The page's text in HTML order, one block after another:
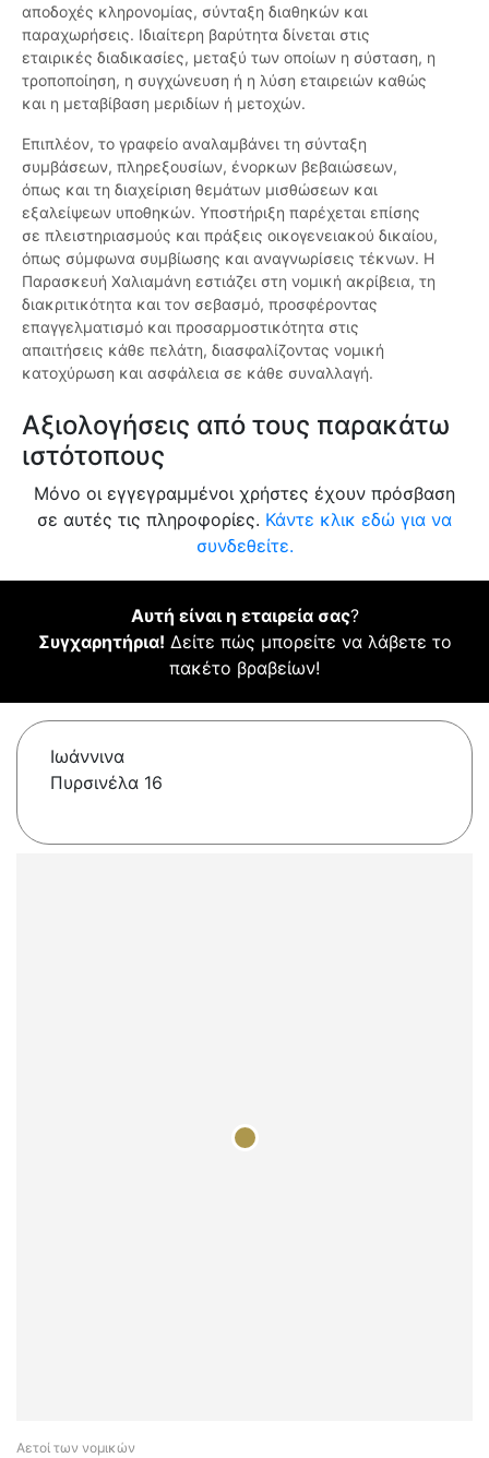
αποδοχές κληρονομίας, σύνταξη διαθηκών και
παραχωρήσεις. Ιδιαίτερη βαρύτητα δίνεται στις
εταιρικές διαδικασίες, μεταξύ των οποίων η σύσταση, η
τροποποίηση, η συγχώνευση ή η λύση εταιρειών καθώς
και η μεταβίβαση μεριδίων ή μετοχών.
Επιπλέον, το γραφείο αναλαμβάνει τη σύνταξη
συμβάσεων, πληρεξουσίων, ένορκων βεβαιώσεων,
όπως και τη διαχείριση θεμάτων μισθώσεων και
εξαλείψεων υποθηκών. Υποστήριξη παρέχεται επίσης
σε πλειστηριασμούς και πράξεις οικογενειακού δικαίου,
όπως σύμφωνα συμβίωσης και αναγνωρίσεις τέκνων. Η
Παρασκευή Χαλιαμάνη εστιάζει στη νομική ακρίβεια, τη
διακριτικότητα και τον σεβασμό, προσφέροντας
επαγγελματισμό και προσαρμοστικότητα στις
απαιτήσεις κάθε πελάτη, διασφαλίζοντας νομική
κατοχύρωση και ασφάλεια σε κάθε συναλλαγή.
Αξιολογήσεις από τους παρακάτω
ιστότοπους
Μόνο οι εγγεγραμμένοι χρήστες έχουν πρόσβαση
σε αυτές τις πληροφορίες. Κάντε κλικ εδώ για να
συνδεθείτε.
Αυτή είναι η εταιρεία σας?
Συγχαρητήρια! Δείτε πώς μπορείτε να λάβετε το
πακέτο βραβείων!
Ιωάννινα
Πυρσινέλα 16
Αετοί των νομικών